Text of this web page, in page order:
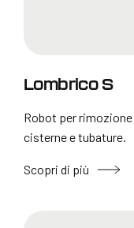
Lombrico S
Robot per
cisterne e tubature.
Scopri di più